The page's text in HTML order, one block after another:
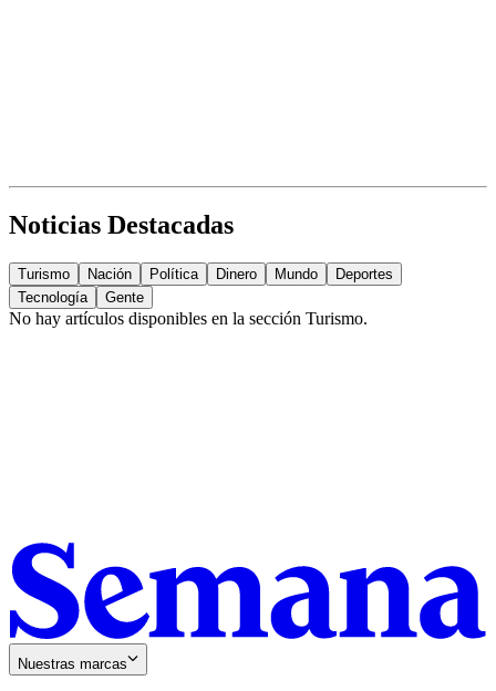
Noticias Destacadas
Turismo Nación Política Dinero Mundo
Deportes
Tecnología
Gente
No hay artículos disponibles en la sección Turismo.
Nuestras marcas